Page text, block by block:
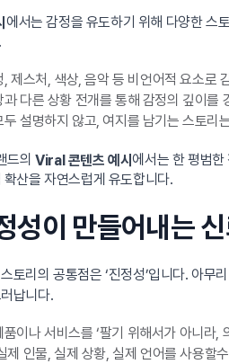
에서는 감정을 유도하기 위해 다양한 스
제스처, 색상, 음악 등 비언어적 요소로
다른 상황 전개를 통해 감정의 깊이를
설명하지 않고, 여지를 남기는 스토리
드의Viral 콘텐츠 예시에서는 한 평범한
산을 자연스럽게 유도합니다.
성이 만들어내는 신
토리의 공통점은 ‘진정성’입니다. 아
납니다.
이나 서비스를 ‘팔기 위해서가 아니라,
제 인물, 실제 상황, 실제 언어를 사용할